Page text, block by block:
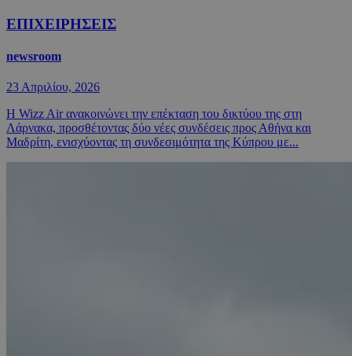
ΕΠΙΧΕΙΡΗΣΕΙΣ
newsroom
23 Απριλίου, 2026
Η Wizz Air ανακοινώνει την επέκταση του δικτύου της στη
Λάρνακα, προσθέτοντας δύο νέες συνδέσεις προς Αθήνα και
Μαδρίτη, ενισχύοντας τη συνδεσιμότητα της Κύπρου με...